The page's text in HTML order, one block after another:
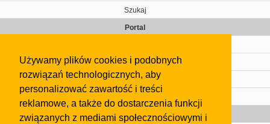
Używamy plików cookies i podobnych
rozwiązań technologicznych, aby
personalizować zawartość i treści
reklamowe, a także do dostarczenia funkcji
związanych z mediami społecznościowymi i
Szukaj
Portal
Kontakt
Regulamin
Gazeta